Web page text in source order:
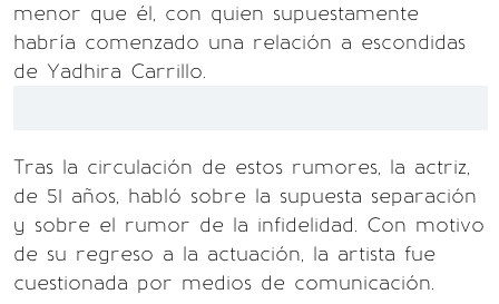
menor que él, con quien supuestamente
habría comenzado una relación a escondidas
de Yadhira Carrillo.
Tras la circulación de estos rumores, la actriz,
de 51 años, habló sobre la supuesta separación
y sobre el rumor de la infidelidad. Con motivo
de su regreso a la actuación, la artista fue
cuestionada por medios de comunicación.